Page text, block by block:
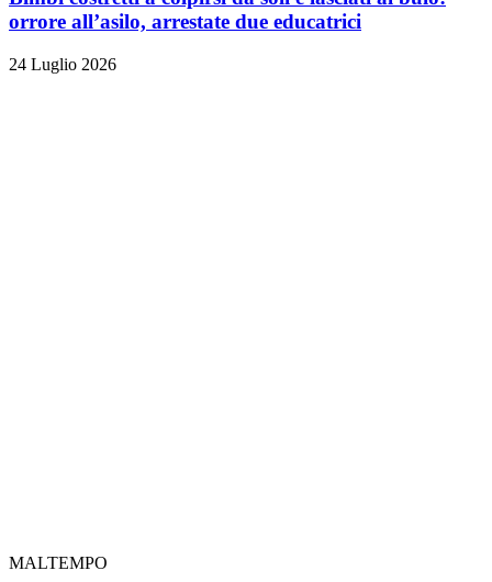
orrore all’asilo, arrestate due educatrici
24 Luglio 2026
MALTEMPO